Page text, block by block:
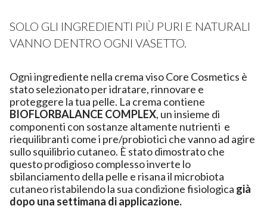
SOLO GLI INGREDIENTI PIÙ PURI E NATURALI
VANNO DENTRO OGNI VASETTO.
Ogni ingrediente nella crema viso Core Cosmetics è
stato selezionato per idratare, rinnovare e
proteggere la tua pelle. La crema contiene
BIOFLORBALANCE COMPLEX, un insieme di
componenti con sostanze altamente nutrienti e
riequilibranti come i pre/probiotici che vanno ad agire
sullo squilibrio cutaneo. È stato dimostrato che
questo prodigioso complesso inverte lo
sbilanciamento della pelle e risana il microbiota
cutaneo ristabilendo la sua condizione fisiologica già
dopo una settimana di applicazione.